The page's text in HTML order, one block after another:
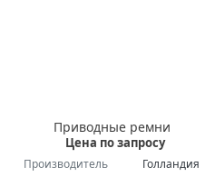
Приводные ремни
Цена по запросу
Производитель Голландия